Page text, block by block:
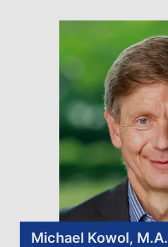
Michael Kowol, M.A.